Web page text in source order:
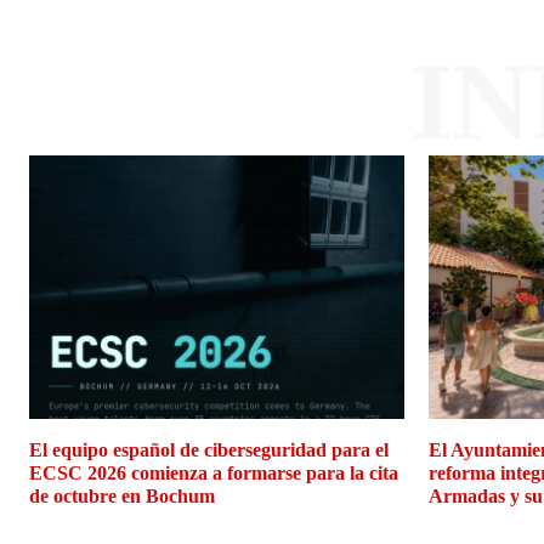
El equipo español de ciberseguridad para el
ECSC 2026 comienza a formarse para la cita
de octubre en Bochum
El
reforma
Armadas y